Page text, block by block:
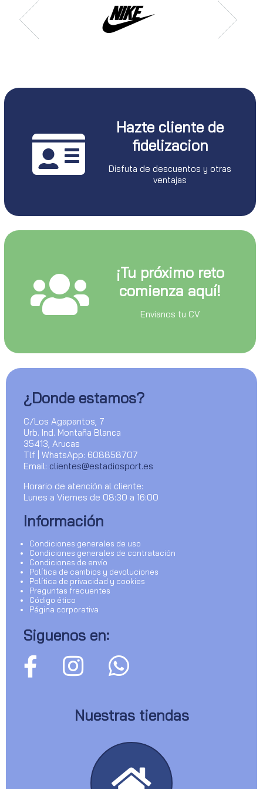
Hazte cliente de
fidelizacion
Disfuta de descuentos y otras
ventajas
¡Tu próximo reto
comienza aquí!
Envianos tu CV
¿Donde estamos?
C/Los Agapantos, 7
Urb. Ind. Montaña Blanca
35413, Arucas
Tlf | WhatsApp: 608858707
Email: clientes@estadiosport.es
Horario de atención al cliente:
Lunes a Viernes de 08:30 a 16:00
Información
Condiciones generales de uso
Condiciones generales de contratación
Condiciones de envío
Política de cambios y devoluciones
Política de privacidad y cookies
Preguntas frecuentes
Código ético
Página corporativa
Siguenos en:
Nuestras tiendas